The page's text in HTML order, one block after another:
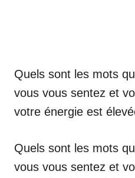
Quels sont les mots
vous vous sentez et
votre énergie est
Quels sont les mots
vous vous sentez et